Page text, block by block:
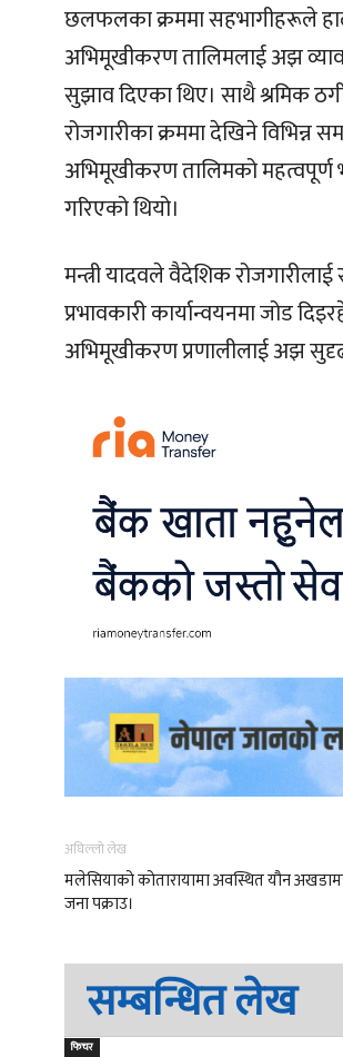
छलफलका क्रममा सहभागीहरूले
अभिमूखीकरण तालिमलाई अझ
सुझाव दिएका थिए। साथै श्रमिक
रोजगारीका क्रममा देखिने विभिन्न
अभिमूखीकरण तालिमको महत्वपूर्ण
गरिएको थियो।
मन्त्री यादवले वैदेशिक
प्रभावकारी कार्यान्वयनमा जोड
अभिमूखीकरण प्रणालीलाई अझ सुदृढ
अघिल्लो लेख
मलेसियाको कोतारायामा अवस्थित यौन
जना पक्राउ।
सम्बन्धित लेख
फिचर